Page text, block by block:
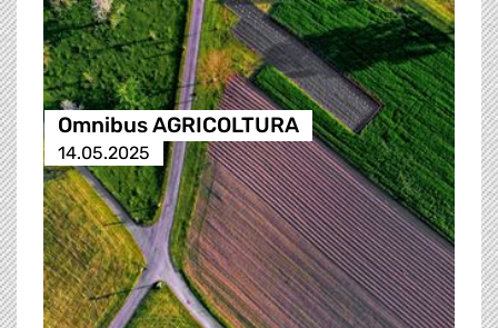
Omnibus AGRICOLTURA
14.05.2025